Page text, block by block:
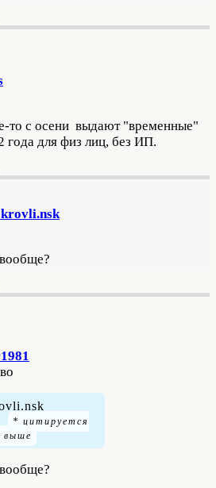
то с осени выдают "временные"
года для физ лиц, без ИП.